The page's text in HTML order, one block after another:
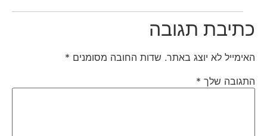
כתיבת תגובה
האימייל לא יוצג באתר. שדות החובה מסומנים*
התגובה שלך*